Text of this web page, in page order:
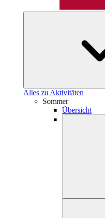
Alles zu Aktivitäten
Sommer
Übersicht